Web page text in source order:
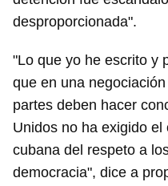
desproporcionada".
"Lo que yo he escrito y
que en una
partes deben hacer
Unidos no ha exigido
cubana del respeto a
democracia", dice a